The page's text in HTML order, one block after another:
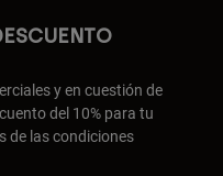
y en cuestión de
del 10% para tu
de las condiciones